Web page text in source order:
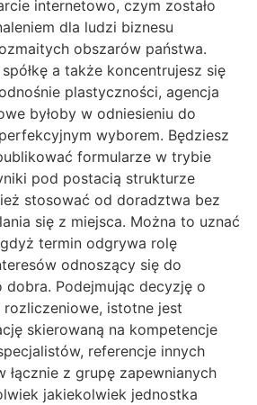
internetowo, czym zostało
dla ludzi biznesu
obszarów państwa.
a także koncentrujesz się
plastyczności, agencja
byłoby w odniesieniu do
wyborem. Będziesz
formularze w trybie
pod postacią strukturze
stosować od doradztwa bez
się z miejsca. Można to uznać
termin odgrywa rolę
odnoszący się do
Podejmując decyzję o
istotne jest
skierowaną na kompetencje
referencje innych
łącznie z grupę zapewnianych
jakiekolwiek jednostka